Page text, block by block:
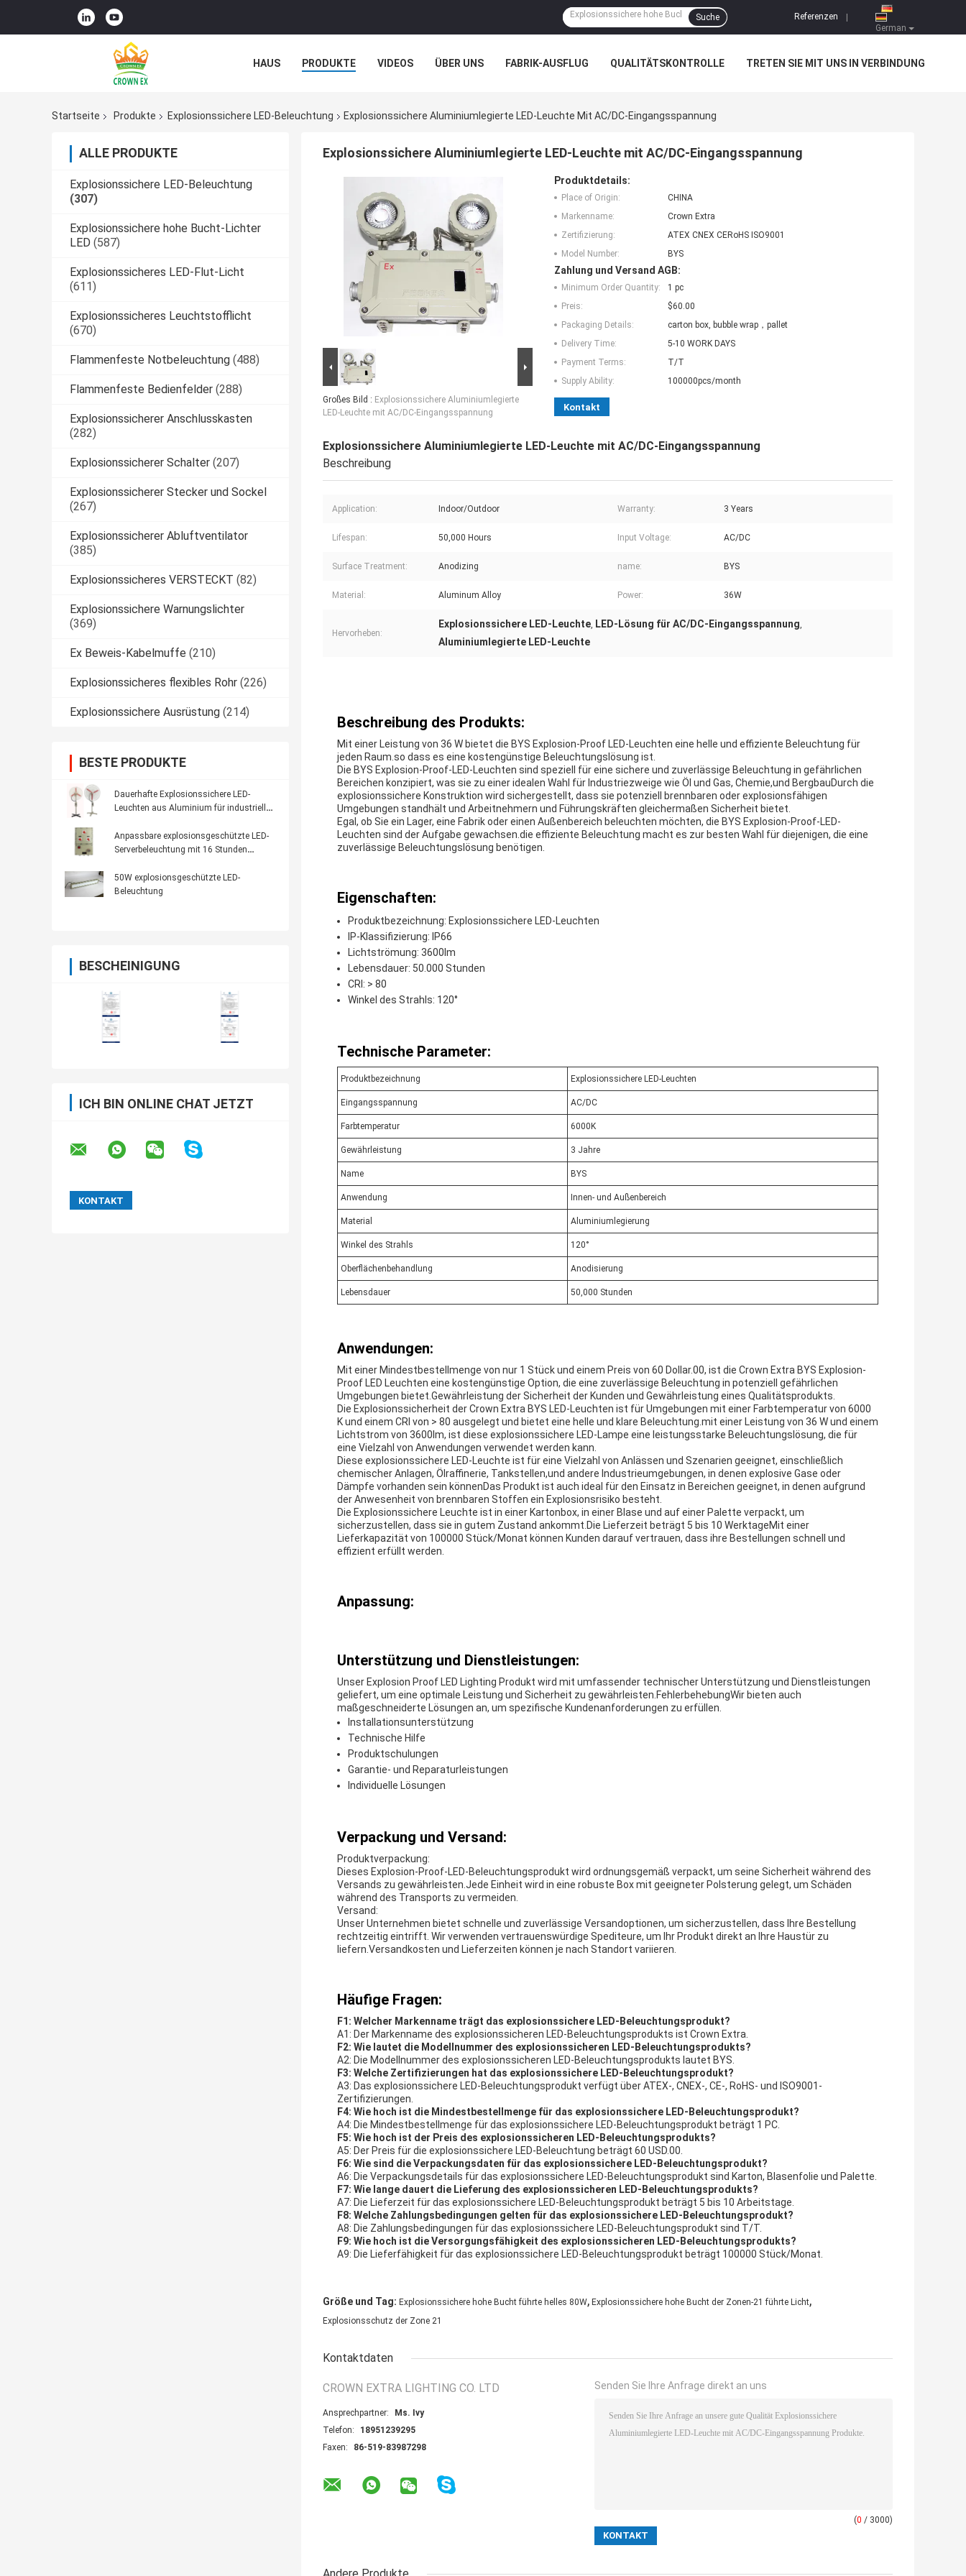
German
Referenzen
Suche
HAUS PRODUKTE VIDEOS ÜBER UNS FABRIK-AUSFLUG QUALITÄTSKONTROLLE TRETEN SIE MIT UNS IN VERBINDUNG
Startseite
Produkte Explosionssichere LED-Beleuchtung Explosionssichere Aluminiumlegierte LED-Leuchte Mit AC/DC-Eingangsspannung
ALLE PRODUKTE
Explosionssichere LED-Beleuchtung
(307)
Explosionssichere hohe Bucht-Lichter
LED (587)
Explosionssicheres LED-Flut-Licht
(611)
Explosionssicheres Leuchtstofflicht
(670)
Flammenfeste Notbeleuchtung (488)
Flammenfeste Bedienfelder (288)
Explosionssicherer Anschlusskasten
(282)
Explosionssicherer Schalter (207)
Explosionssicherer Stecker und Sockel
(267)
Explosionssicherer Abluftventilator
(385)
Explosionssicheres VERSTECKT (82)
Explosionssichere Warnungslichter
(369)
Ex Beweis-Kabelmuffe (210)
Explosionssicheres flexibles Rohr (226)
Explosionssichere Ausrüstung (214)
BESTE PRODUKTE
Dauerhafte Explosionssichere LED-
Leuchten aus Aluminium für industrielle
Anpassbare explosionsgeschützte LED-
Serverbeleuchtung mit 16 Stunden
50W explosionsgeschützte LED-
Beleuchtung
BESCHEINIGUNG
ICH BIN ONLINE CHAT JETZT
Explosionssichere Aluminiumlegierte LED-Leuchte mit AC/DC-Eingangsspannung
Großes Bild : Explosionssichere Aluminiumlegierte
LED-Leuchte mit AC/DC-Eingangsspannung
Produktdetails:
Place of Origin:
CHINA
Markenname:
Crown Extra
Zertifizierung:
ATEX CNEX CERoHS ISO9001
Model Number:
BYS
Zahlung und Versand AGB:
Minimum Order Quantity:
1 pc
Preis:
$60.00
Packaging Details:
carton box, bubble wrap，pallet
Delivery Time:
5-10 WORK DAYS
Payment Terms:
T/T
Supply Ability:
100000pcs/month
Kontakt
Explosionssichere Aluminiumlegierte LED-Leuchte mit AC/DC-Eingangsspannung
Beschreibung
Application: Indoor/Outdoor Warranty: 3 Years
Lifespan: 50,000 Hours Input Voltage: AC/DC
Surface Treatment: Anodizing name: BYS
Material: Aluminum Alloy Power: 36W
Hervorheben:
Explosionssichere LED-Leuchte, LED-Lösung für AC/DC-Eingangsspannung,
Aluminiumlegierte LED-Leuchte
Beschreibung des Produkts:
Mit einer Leistung von 36 W bietet die BYS Explosion-Proof LED-Leuchten eine helle und effiziente Beleuchtung für
jeden Raum.so dass es eine kostengünstige Beleuchtungslösung ist.
Die BYS Explosion-Proof-LED-Leuchten sind speziell für eine sichere und zuverlässige Beleuchtung in gefährlichen
Bereichen konzipiert, was sie zu einer idealen Wahl für Industriezweige wie Öl und Gas, Chemie,und BergbauDurch die
explosionssichere Konstruktion wird sichergestellt, dass sie potenziell brennbaren oder explosionsfähigen
Umgebungen standhält und Arbeitnehmern und Führungskräften gleichermaßen Sicherheit bietet.
Egal, ob Sie ein Lager, eine Fabrik oder einen Außenbereich beleuchten möchten, die BYS Explosion-Proof-LED-
Leuchten sind der Aufgabe gewachsen.die effiziente Beleuchtung macht es zur besten Wahl für diejenigen, die eine
zuverlässige Beleuchtungslösung benötigen.
Eigenschaften:
Produktbezeichnung: Explosionssichere LED-Leuchten
IP-Klassifizierung: IP66
Lichtströmung: 3600lm
Lebensdauer: 50.000 Stunden
CRI: > 80
Winkel des Strahls: 120°
Technische Parameter:
Produktbezeichnung Explosionssichere LED-Leuchten
Eingangsspannung AC/DC
Farbtemperatur 6000K
Gewährleistung 3 Jahre
Name BYS
Anwendung Innen- und Außenbereich
Material Aluminiumlegierung
Winkel des Strahls 120°
Oberflächenbehandlung Anodisierung
Lebensdauer 50,000 Stunden
Anwendungen:
Mit einer Mindestbestellmenge von nur 1 Stück und einem Preis von 60 Dollar.00, ist die Crown Extra BYS Explosion-
Proof LED Leuchten eine kostengünstige Option, die eine zuverlässige Beleuchtung in potenziell gefährlichen
Umgebungen bietet.Gewährleistung der Sicherheit der Kunden und Gewährleistung eines Qualitätsprodukts.
Die Explosionssicherheit der Crown Extra BYS LED-Leuchten ist für Umgebungen mit einer Farbtemperatur von 6000
K und einem CRI von > 80 ausgelegt und bietet eine helle und klare Beleuchtung.mit einer Leistung von 36 W und einem
Lichtstrom von 3600lm, ist diese explosionssichere LED-Lampe eine leistungsstarke Beleuchtungslösung, die für
eine Vielzahl von Anwendungen verwendet werden kann.
Diese explosionssichere LED-Leuchte ist für eine Vielzahl von Anlässen und Szenarien geeignet, einschließlich
chemischer Anlagen, Ölraffinerie, Tankstellen,und andere Industrieumgebungen, in denen explosive Gase oder
Dämpfe vorhanden sein könnenDas Produkt ist auch ideal für den Einsatz in Bereichen geeignet, in denen aufgrund
der Anwesenheit von brennbaren Stoffen ein Explosionsrisiko besteht.
Die Explosionssichere Leuchte ist in einer Kartonbox, in einer Blase und auf einer Palette verpackt, um
sicherzustellen, dass sie in gutem Zustand ankommt.Die Lieferzeit beträgt 5 bis 10 WerktageMit einer
Lieferkapazität von 100000 Stück/Monat können Kunden darauf vertrauen, dass ihre Bestellungen schnell und
effizient erfüllt werden.
Anpassung:
Unterstützung und Dienstleistungen:
Unser Explosion Proof LED Lighting Produkt wird mit umfassender technischer Unterstützung und Dienstleistungen
geliefert, um eine optimale Leistung und Sicherheit zu gewährleisten.FehlerbehebungWir bieten auch
maßgeschneiderte Lösungen an, um spezifische Kundenanforderungen zu erfüllen.
Installationsunterstützung
Technische Hilfe
Produktschulungen
Garantie- und Reparaturleistungen
Individuelle Lösungen
Verpackung und Versand:
Produktverpackung:
Dieses Explosion-Proof-LED-Beleuchtungsprodukt wird ordnungsgemäß verpackt, um seine Sicherheit während des
Versands zu gewährleisten.Jede Einheit wird in eine robuste Box mit geeigneter Polsterung gelegt, um Schäden
während des Transports zu vermeiden.
Versand:
Unser Unternehmen bietet schnelle und zuverlässige Versandoptionen, um sicherzustellen, dass Ihre Bestellung
rechtzeitig eintrifft. Wir verwenden vertrauenswürdige Spediteure, um Ihr Produkt direkt an Ihre Haustür zu
liefern.Versandkosten und Lieferzeiten können je nach Standort variieren.
Häufige Fragen:
F1: Welcher Markenname trägt das explosionssichere LED-Beleuchtungsprodukt?
A1: Der Markenname des explosionssicheren LED-Beleuchtungsprodukts ist Crown Extra.
F2: Wie lautet die Modellnummer des explosionssicheren LED-Beleuchtungsprodukts?
A2: Die Modellnummer des explosionssicheren LED-Beleuchtungsprodukts lautet BYS.
F3: Welche Zertifizierungen hat das explosionssichere LED-Beleuchtungsprodukt?
A3: Das explosionssichere LED-Beleuchtungsprodukt verfügt über ATEX-, CNEX-, CE-, RoHS- und ISO9001-
Zertifizierungen.
F4: Wie hoch ist die Mindestbestellmenge für das explosionssichere LED-Beleuchtungsprodukt?
A4: Die Mindestbestellmenge für das explosionssichere LED-Beleuchtungsprodukt beträgt 1 PC.
F5: Wie hoch ist der Preis des explosionssicheren LED-Beleuchtungsprodukts?
A5: Der Preis für die explosionssichere LED-Beleuchtung beträgt 60 USD.00.
F6: Wie sind die Verpackungsdaten für das explosionssichere LED-Beleuchtungsprodukt?
A6: Die Verpackungsdetails für das explosionssichere LED-Beleuchtungsprodukt sind Karton, Blasenfolie und Palette.
F7: Wie lange dauert die Lieferung des explosionssicheren LED-Beleuchtungsprodukts?
A7: Die Lieferzeit für das explosionssichere LED-Beleuchtungsprodukt beträgt 5 bis 10 Arbeitstage.
F8: Welche Zahlungsbedingungen gelten für das explosionssichere LED-Beleuchtungsprodukt?
A8: Die Zahlungsbedingungen für das explosionssichere LED-Beleuchtungsprodukt sind T/T.
F9: Wie hoch ist die Versorgungsfähigkeit des explosionssicheren LED-Beleuchtungsprodukts?
A9: Die Lieferfähigkeit für das explosionssichere LED-Beleuchtungsprodukt beträgt 100000 Stück/Monat.
Größe und Tag: Explosionssichere hohe Bucht führte helles 80W, Explosionssichere hohe Bucht der Zonen-21 führte Licht,
Explosionsschutz der Zone 21
Kontaktdaten
CROWN EXTRA LIGHTING CO. LTD
Ansprechpartner:
Ms. Ivy
Telefon:
18951239295
Faxen:
86-519-83987298
Senden Sie Ihre Anfrage direkt an uns
(0 / 3000)